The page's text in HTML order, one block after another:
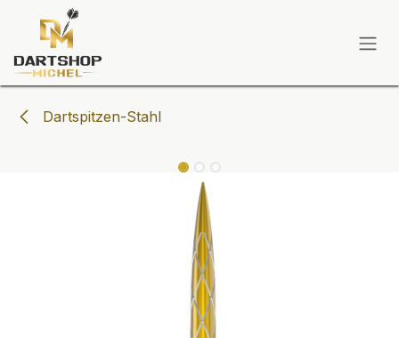
Zum Inhalt springen
Dartspitzen-Stahl